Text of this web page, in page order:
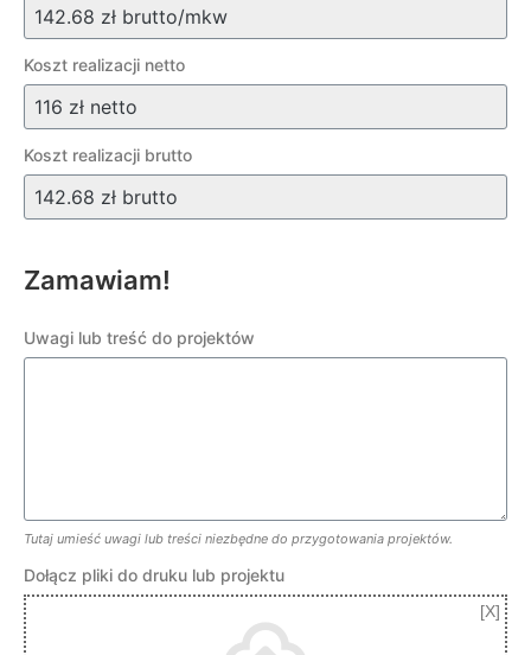
Koszt realizacji netto
Koszt realizacji brutto
Zamawiam!
Uwagi lub treść do projektów
Tutaj umieść uwagi lub treści niezbędne do przygotowania projektów.
Dołącz pliki do druku lub projektu